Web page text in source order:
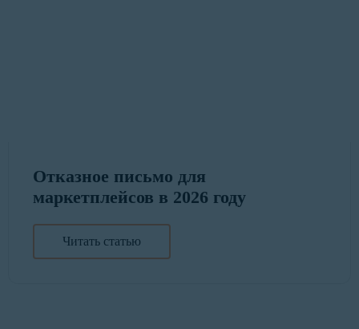
Отказное письмо для
маркетплейсов в 2026 году
Читать статью